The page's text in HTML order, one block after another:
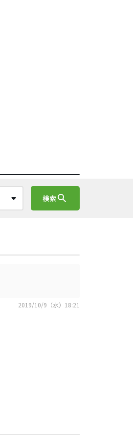
検索search
2019/10/9（水）18:21